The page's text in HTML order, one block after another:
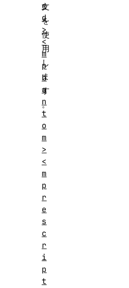
文
を
使
用
し
ま
す
。
e
d
>
<
m
p
h
a
n
t
o
m
>
<
m
p
r
e
s
c
r
i
p
t